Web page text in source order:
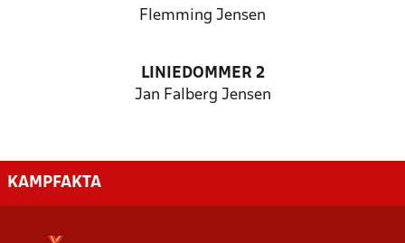
Flemming Jensen
LINIEDOMMER 2
Jan Falberg Jensen
KAMPFAKTA